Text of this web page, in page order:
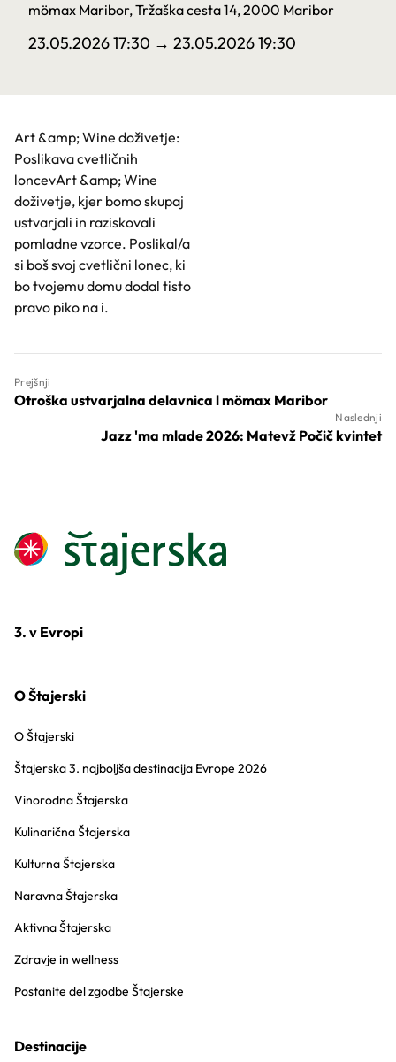
mömax Maribor, Tržaška cesta 14, 2000 Maribor
23.05.2026 17:30 → 23.05.2026 19:30
Art &amp; Wine doživetje:
Poslikava cvetličnih
loncevArt &amp; Wine
doživetje, kjer bomo skupaj
ustvarjali in raziskovali
pomladne vzorce. Poslikal/a
si boš svoj cvetlični lonec, ki
bo tvojemu domu dodal tisto
pravo piko na i.
Prejšnji
Otroška ustvarjalna delavnica l mömax Maribor
Naslednji
Jazz 'ma mlade 2026: Matevž Počič kvintet
3. v Evropi
O Štajerski
O Štajerski
Štajerska 3. najboljša destinacija Evrope 2026
Vinorodna Štajerska
Kulinarična Štajerska
Kulturna Štajerska
Naravna Štajerska
Aktivna Štajerska
Zdravje in wellness
Postanite del zgodbe Štajerske
Destinacije